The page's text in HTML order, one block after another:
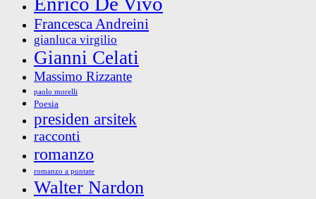
Francesca Andreini
gianluca virgilio
Gianni Celati
Massimo Rizzante
paolo morelli
Poesia
presiden arsitek
racconti
romanzo
romanzo a puntate
Walter Nardon